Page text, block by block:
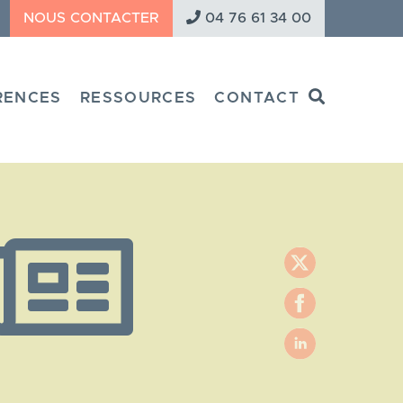
NOUS CONTACTER 04 76 61 34 00
RESSOURCES CONTACT